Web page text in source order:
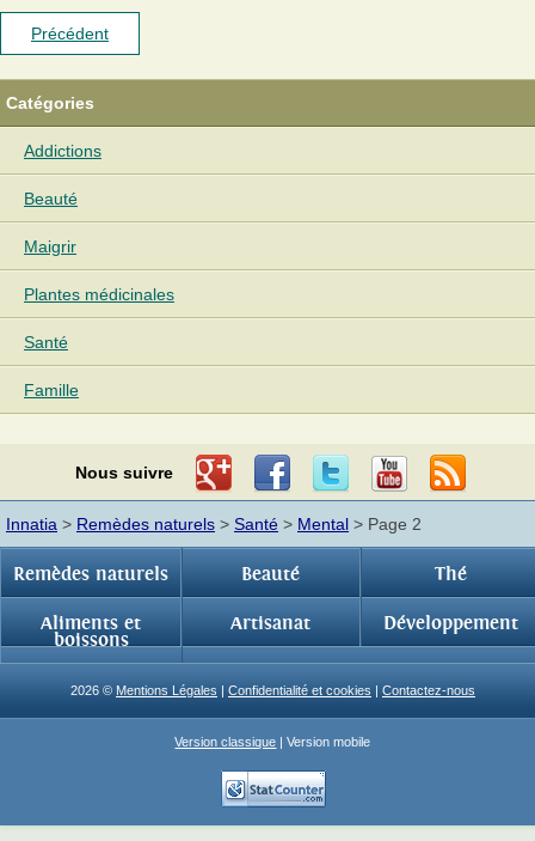
Précédent
Catégories
Addictions
Beauté
Maigrir
Plantes médicinales
Santé
Famille
Nous suivre
Innatia > Remèdes naturels > Santé > Mental > Page 2
Remèdes naturels Beauté Thé
Aliments et
boissons
Artisanat Développement
2026 © Mentions Légales | Confidentialité et cookies | Contactez-nous
Version classique | Version mobile